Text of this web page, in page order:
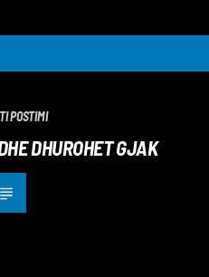
POSTIMI
DHUROHET GJAK